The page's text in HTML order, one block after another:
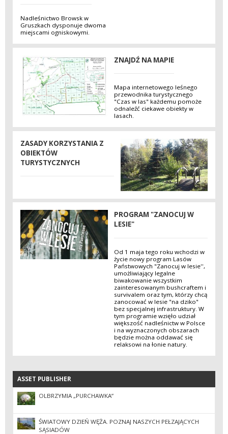
Nadleśnictwo Browsk w
Gruszkach dysponuje dwoma
miejscami ogniskowymi.
ZNAJDŹ NA MAPIE
Mapa internetowego leśnego
przewodnika turystycznego
"Czas w las" każdemu pomoże
odnaleźć ciekawe obiekty w
lasach.
ZASADY KORZYSTANIA Z
OBIEKTÓW
TURYSTYCZNYCH
PROGRAM "ZANOCUJ W
LESIE"
Od 1 maja tego roku wchodzi w
życie nowy program Lasów
Państwowych "Zanocuj w lesie'',
umożliwiający legalne
biwakowanie wszystkim
zainteresowanym bushcraftem i
survivalem oraz tym, którzy chcą
zanocować w lesie "na dziko"
bez specjalnej infrastruktury. W
tym programie wzięło udział
większość nadleśnictw w Polsce
i na wyznaczonych obszarach
będzie można oddawać się
relaksowi na łonie natury.
ASSET PUBLISHER
ASSET PUBLISHER
OLBRZYMIA „PURCHAWKA”
ŚWIATOWY DZIEŃ WĘŻA. POZNAJ NASZYCH PEŁZAJĄCYCH
SĄSIADÓW